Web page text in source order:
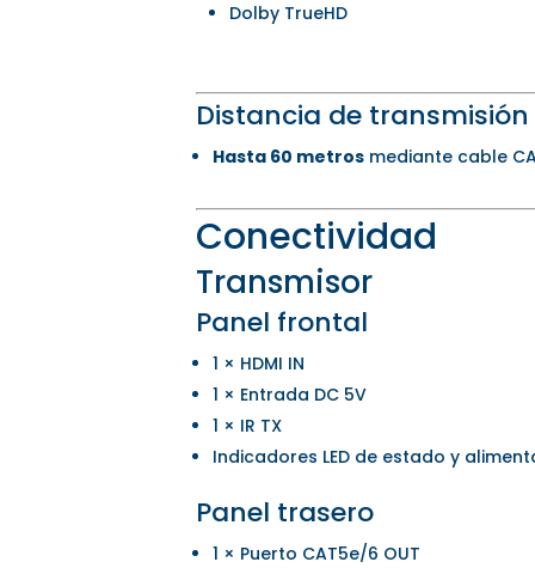
Dolby TrueHD
Distancia de transmisión
Hasta 60 metros mediante cable
Conectividad
Transmisor
Panel frontal
1 × HDMI IN
1 × Entrada DC 5V
1 × IR TX
Indicadores LED de estado y
Panel trasero
1 × Puerto CAT5e/6 OUT